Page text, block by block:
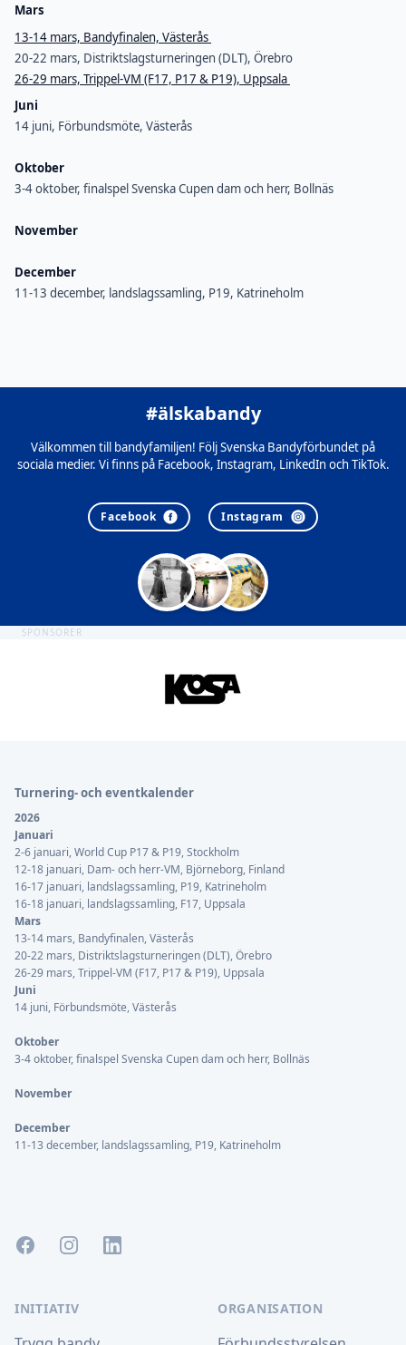
Mars
13-14 mars, Bandyfinalen, Västerås
20-22 mars, Distriktslagsturneringen (DLT), Örebro
26-29 mars, Trippel-VM (F17, P17 & P19), Uppsala
Juni
14 juni, Förbundsmöte, Västerås
Oktober
3-4 oktober, finalspel Svenska Cupen dam och herr, Bollnäs
November
December
11-13 december, landslagssamling, P19, Katrineholm
#älskabandy
Välkommen till bandyfamiljen! Följ Svenska Bandyförbundet på
sociala medier. Vi finns på Facebook, Instagram, LinkedIn och TikTok.
Facebook Instagram
SPONSORER
Turnering- och eventkalender
2026
Januari
2-6 januari, World Cup P17 & P19, Stockholm
12-18 januari, Dam- och herr-VM, Björneborg, Finland
16-17 januari, landslagssamling, P19, Katrineholm
16-18 januari, landslagssamling, F17, Uppsala
Mars
13-14 mars, Bandyfinalen, Västerås
20-22 mars, Distriktslagsturneringen (DLT), Örebro
26-29 mars, Trippel-VM (F17, P17 & P19), Uppsala
Juni
14 juni, Förbundsmöte, Västerås
Oktober
3-4 oktober, finalspel Svenska Cupen dam och herr, Bollnäs
November
December
11-13 december, landslagssamling, P19, Katrineholm
FacebookInstagramLinkedIn
INITIATIV ORGANISATION